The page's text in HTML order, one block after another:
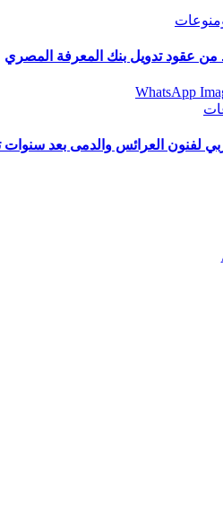
عقود تدويل بنك المعرفة المصري
لفنون العرائس والدمى بعد